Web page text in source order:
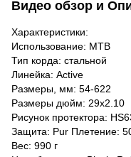
Видео обзор и
Характеристики:
Использование: MTB
Тип корда: стальной
Линейка: Active
Размеры, мм: 54-622
Размеры дюйм: 29x2.10
Рисунок протектора:
Защита: Pur Плетение:
Вес: 990 г